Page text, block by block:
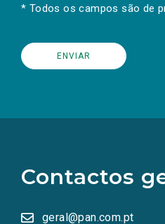
* Todos os campos são de
Contactos
geral@pan.com.pt
redes
sociais
numa